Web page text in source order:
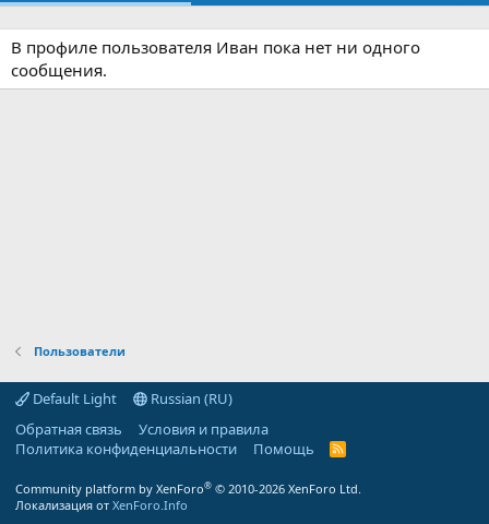
В профиле пользователя Иван пока нет ни одного
сообщения.
Пользователи
Default Light
Russian (RU)
Обратная связь
Условия и правила
Политика конфиденциальности
Помощь
R
Community platform by XenForo® © 2010-2026 XenForo Ltd.
Локализация от XenForo.Info